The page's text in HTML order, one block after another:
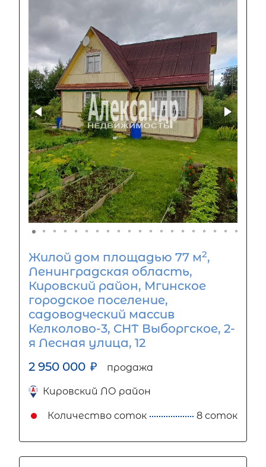
Жилой дом площадью 77 м2,
Ленинградская область,
Кировский район, Мгинское
городское поселение,
садоводческий массив
Келколово-3, СНТ Выборгское, 2-
я Лесная улица, 12
2 950 000 ₽ продажа
Кировский ЛО район
Количество соток 8 соток